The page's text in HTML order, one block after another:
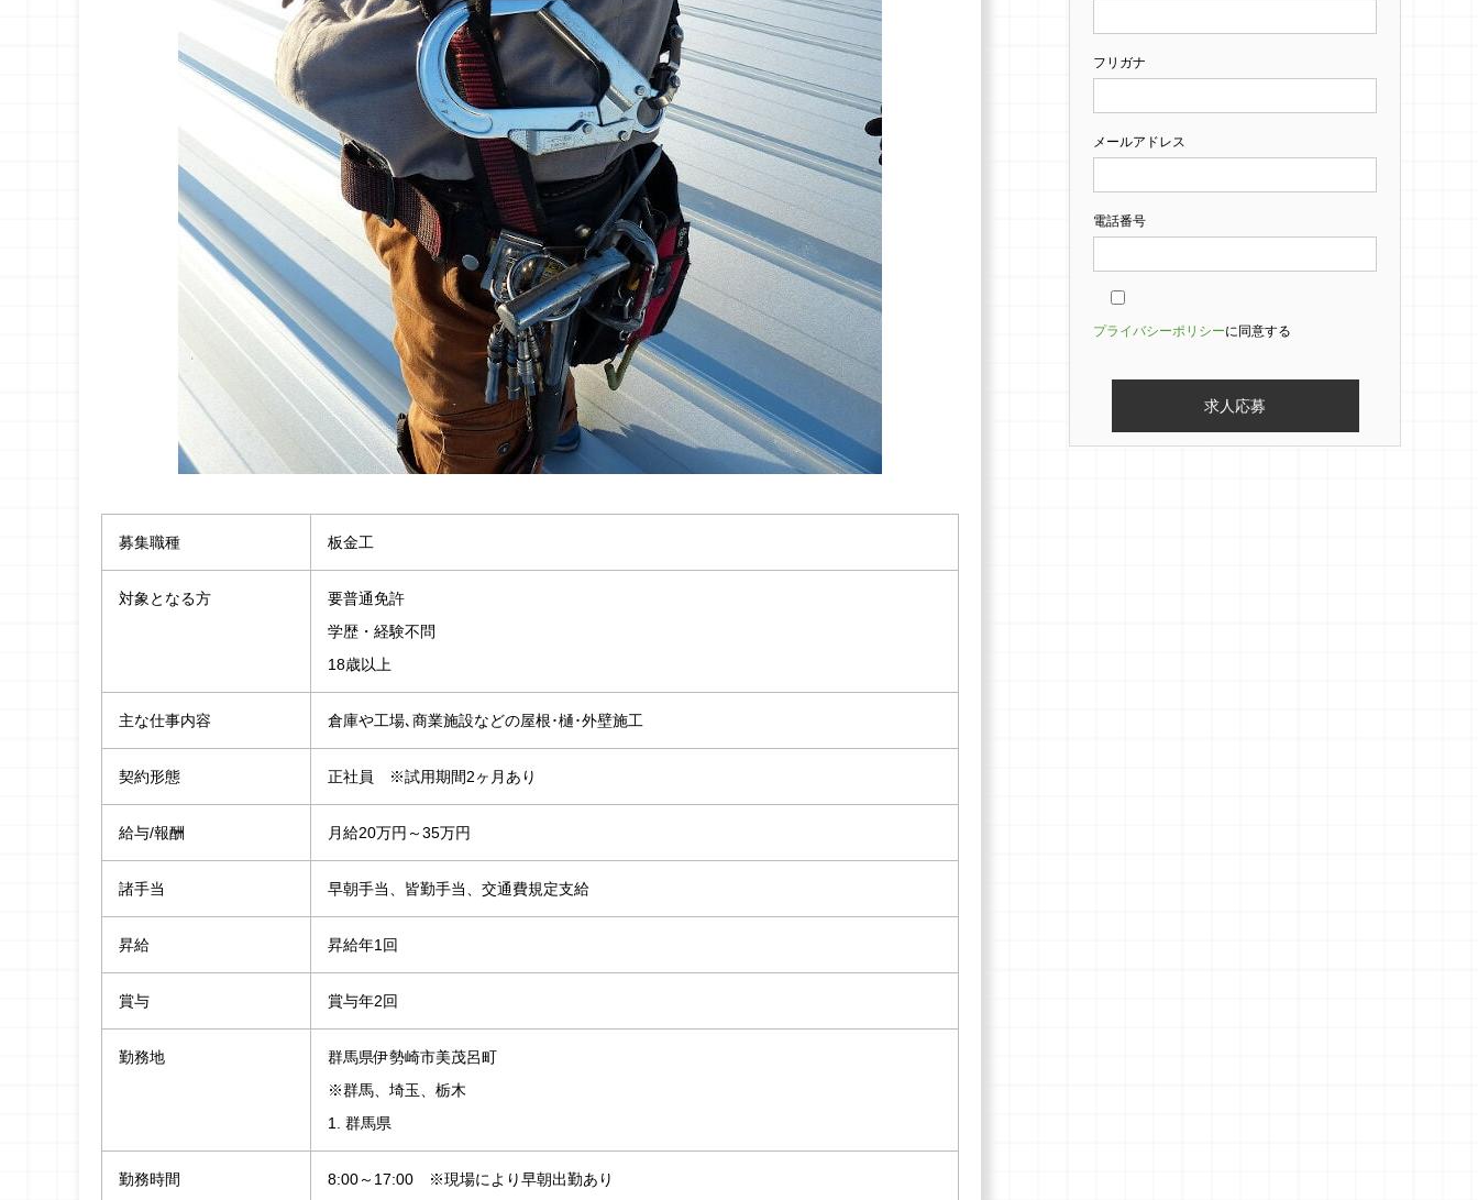
募集職種 板金工
対象となる方
要普通免許
学歴・経験不問
18歳以上
主な仕事内容 倉庫や工場､商業施設などの屋根･樋･外壁施工
契約形態 正社員 ※試用期間2ヶ月あり
給与/報酬 月給20万円～35万円
諸手当 早朝手当、皆勤手当、交通費規定支給
昇給 昇給年1回
賞与 賞与年2回
勤務地
群馬県伊勢崎市美茂呂町
※群馬、埼玉、栃木
1. 群馬県
勤務時間 8:00～17:00 ※現場により早朝出勤あり
フリガナ
メールアドレス
電話番号
プライバシーポリシーに同意する